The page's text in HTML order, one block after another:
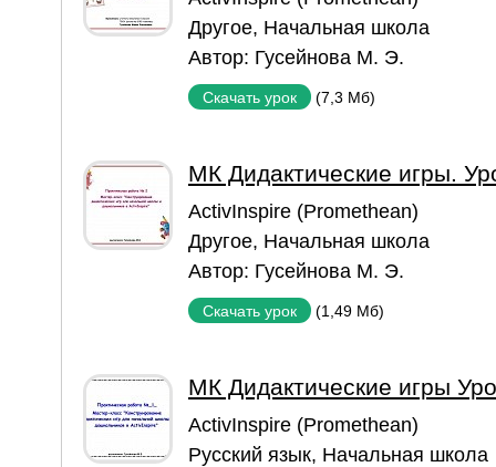
Другое, Начальная школа
Автор: Гусейнова М. Э.
Скачать урок (7,3 Мб)
МК Дидактические игры.
ActivInspire (Promethean)
Другое, Начальная школа
Автор: Гусейнова М. Э.
Скачать урок (1,49 Мб)
МК Дидактические игры
ActivInspire (Promethean)
Русский язык, Начальная школа